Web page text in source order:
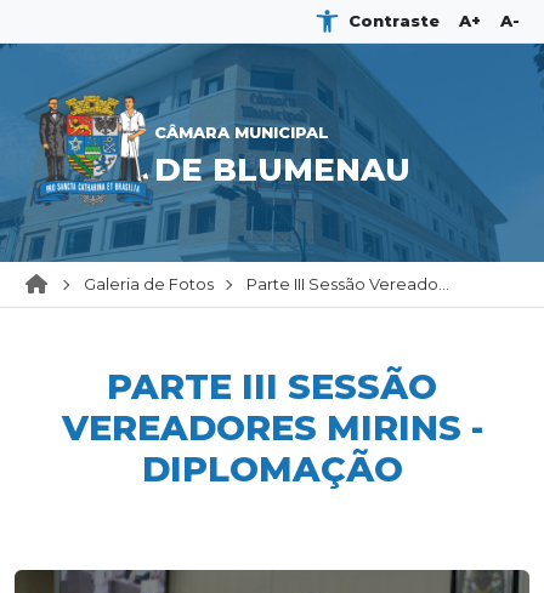
Contraste A+ A-
CÂMARA MUNICIPAL
DE BLUMENAU
Galeria de Fotos Parte III Sessão Vereado...
PARTE III SESSÃO
VEREADORES MIRINS -
DIPLOMAÇÃO